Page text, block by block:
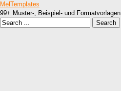
MelTemplates
99+ Muster-, Beispiel- und Formatvorlagen